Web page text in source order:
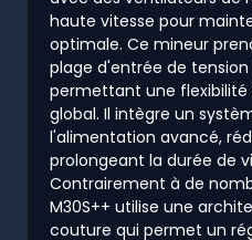
haute vitesse pour
optimale. Ce mineur
plage d'entrée de tension
permettant une flexibilité
global. Il intègre un
l'alimentation avancé,
prolongeant la durée de
Contrairement à de
M30S++ utilise une
couture qui permet un